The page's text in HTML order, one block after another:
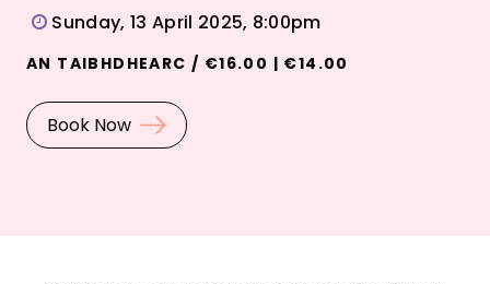
Sunday, 13 April 2025, 8:00pm
AN TAIBHDHEARC / €16.00 | €14.00
Book Now